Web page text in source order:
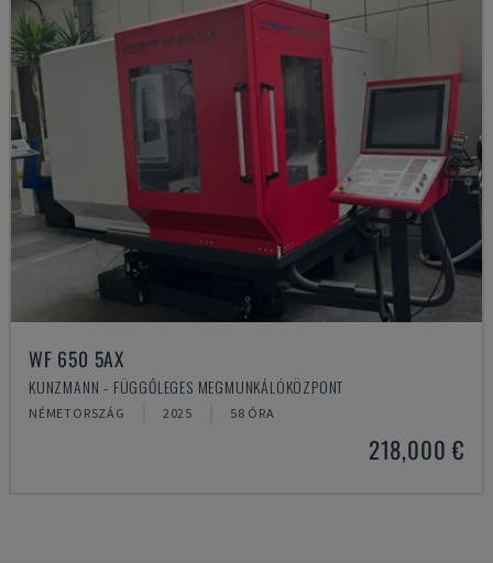
WF 650 5AX
KUNZMANN - FÜGGŐLEGES MEGMUNKÁLÓKÖZPONT
NÉMETORSZÁG 2025 58 ÓRA
218,000 €